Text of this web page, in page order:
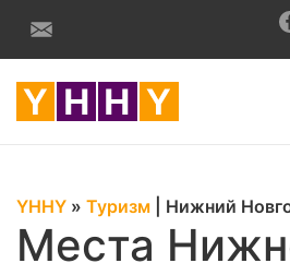
YHHY » Туризм Нижний
Места